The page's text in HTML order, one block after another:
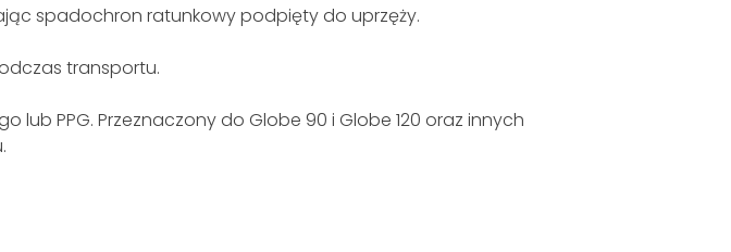
spadochron ratunkowy podpięty do uprzęży.
transportu.
PPG. Przeznaczony do Globe 90 i Globe 120 oraz innych